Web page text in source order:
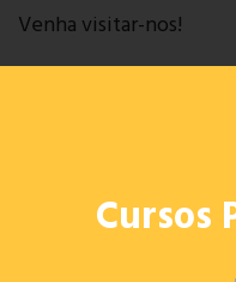
Venha visitar-nos!
Cursos